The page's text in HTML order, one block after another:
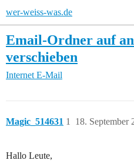
wer-weiss-was.de
Email-Ordner auf
verschieben
Internet E-Mail
Magic_514631 18. September
1
Hallo Leute,